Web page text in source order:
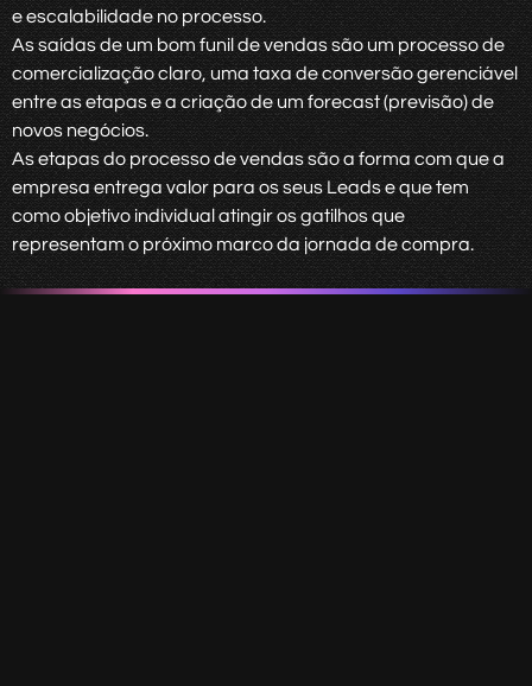
e escalabilidade no processo.
As saídas de um bom funil de vendas são um processo de
comercialização claro, uma taxa de conversão gerenciável
entre as etapas e a criação de um forecast (previsão) de
novos negócios.
As etapas do processo de vendas são a forma com que a
empresa entrega valor para os seus Leads e que tem
como objetivo individual atingir os gatilhos que
representam o próximo marco da jornada de compra.